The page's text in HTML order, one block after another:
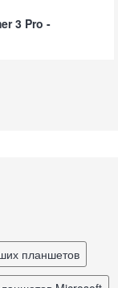
3 Pro -
планшетов